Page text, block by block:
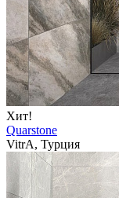
Хит!
Quarstone
VitrA, Турция